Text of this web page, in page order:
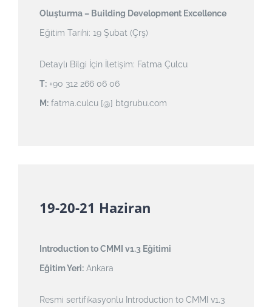
Oluşturma – Building Development Excellence
Eğitim Tarihi: 19 Şubat (Çrş)
Detaylı Bilgi İçin İletişim: Fatma Çulcu
T: +90 312 266 06 06
M: fatma.culcu [@] btgrubu.com
19-20-21 Haziran
Introduction to CMMI v1.3 Eğitimi
Eğitim Yeri: Ankara
Resmi sertifikasyonlu Introduction to CMMI v1.3